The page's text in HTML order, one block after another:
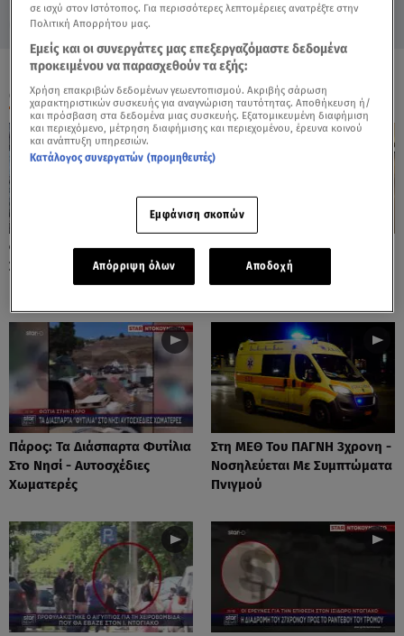
ΟΛΑ ΤΑ ΒΙΝΤΕΟ
Φωτιές: Στάχτη Το Πράσινο
Στολίδι Της Δυτικής Αττικής
Πόρτο Ράφτη: Bίντεο
Ντοκουμέντο Από Το
Θανατηφόρο Τροχαίο
Πάρος: Τα Διάσπαρτα Φυτίλια
Στο Νησί - Αυτοσχέδιες
Χωματερές
Στη ΜΕΘ Του ΠΑΓΝΗ 3χρονη -
Νοσηλεύεται Με Συμπτώματα
Πνιγμού
σε ισχύ στον Ιστότοπος. Για περισσότερες λεπτομέρειες ανατρέξτε στην
Πολιτική Απορρήτου μας.
Εμείς και οι συνεργάτες μας επεξεργαζόμαστε δεδομένα
προκειμένου να παρασχεθούν τα εξής:
Χρήση επακριβών δεδομένων γεωεντοπισμού. Ακριβής σάρωση
χαρακτηριστικών συσκευής για αναγνώριση ταυτότητας. Αποθήκευση ή/
και πρόσβαση στα δεδομένα μιας συσκευής. Εξατομικευμένη διαφήμιση
και περιεχόμενο, μέτρηση διαφήμισης και περιεχομένου, έρευνα κοινού
και ανάπτυξη υπηρεσιών.
Κατάλογος συνεργατών (προμηθευτές)
Εμφάνιση σκοπών
Απόρριψη όλων Αποδοχή